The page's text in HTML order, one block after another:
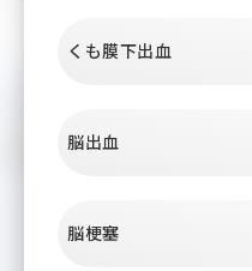
くも膜下出血
脳出血
脳梗塞